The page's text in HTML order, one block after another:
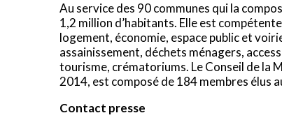
Au service des 90 communes qui la
1,2 million d’habitants. Elle est
logement, économie, espace public et
assainissement, déchets ménagers,
tourisme, crématoriums. Le Conseil de la
2014, est composé de 184 membres élus
Contact presse